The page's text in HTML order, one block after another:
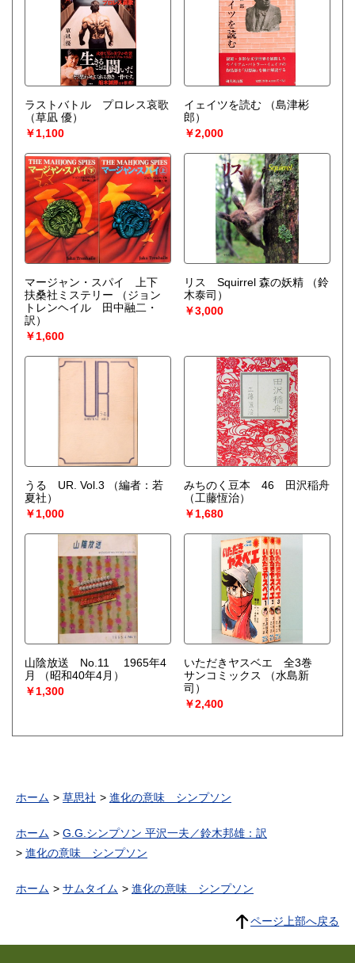
ラストバトル プロレス哀歌
（草凪 優）
￥1,100
イェイツを読む
（島津彬
郎）
￥2,000
マージャン・スパイ 上下
扶桑社ミステリー
（ジョン
トレンヘイル 田中融二・
訳）
￥1,600
リス Squirrel 森の妖精
（鈴
木泰司）
￥3,000
うる UR. Vol.3
（編者：若
夏社）
￥1,000
みちのく豆本 46 田沢稲舟
（工藤恆治）
￥1,680
山陰放送 No.11 1965年4
月
（昭和40年4月）
￥1,300
いただきヤスベエ 全3巻
サンコミックス
（水島新
司）
￥2,400
ホーム 草思社 進化の意味 シンプソン
ホーム
G.G.シンプソン 平沢一夫／鈴木邦雄：訳
進化の意味 シンプソン
ホーム サムタイム 進化の意味 シンプソン
ページ上部へ戻る